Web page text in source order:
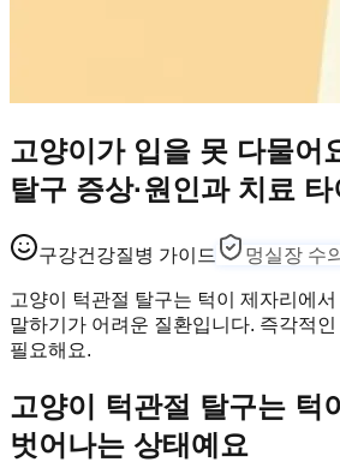
고양이가 입을 못 다물어
탈구 증상·원인과 치료 타
구강건강질병 가이드 멍실장 수
고양이 턱관절 탈구는 턱이 제자리에
말하기가 어려운 질환입니다. 즉각적
필요해요.
고양이 턱관절 탈구는 턱
벗어나는 상태예요